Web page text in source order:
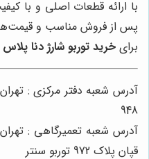
با ارائه قطعات اصلی و با
پس از فروش مناسب و
برای خرید توربو شارژ دنا پلاس
آدرس شعبه دفتر مرکزی :
948
آدرس شعبه تعمیرگاهی :
قپان پلاک 972 توربو سنتر